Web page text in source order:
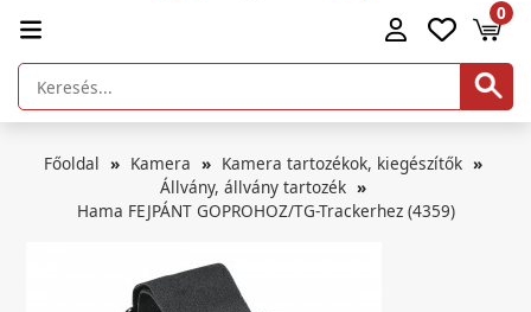
0
Főoldal Kamera
Kamera tartozékok, kiegészítők
Állvány, állvány tartozék
Hama FEJPÁNT GOPROHOZ/TG-Trackerhez (4359)